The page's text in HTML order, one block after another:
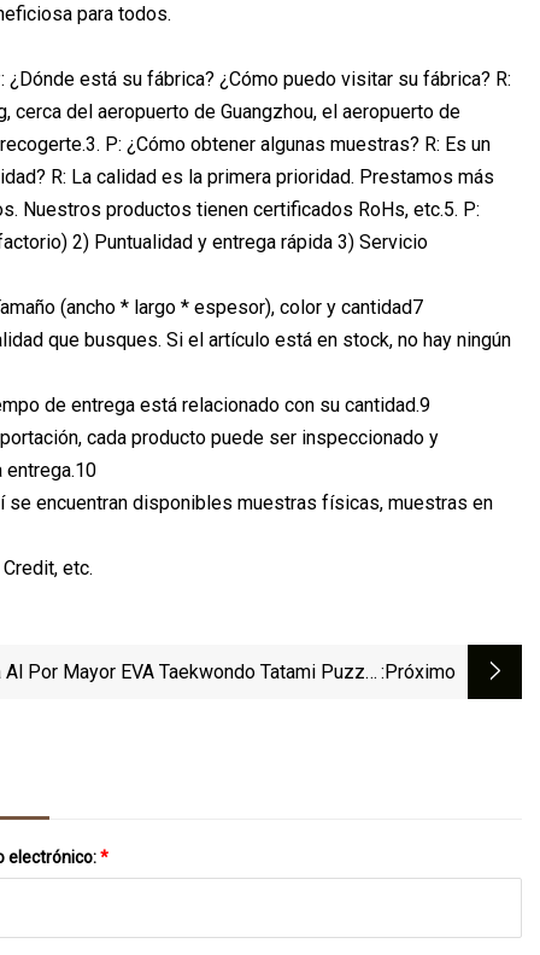
para todos.
está su fábrica? ¿Cómo puedo visitar su fábrica? R:
cerca del aeropuerto de Guangzhou, el aeropuerto de
P: ¿Cómo obtener algunas muestras? R: Es un
R: La calidad es la primera prioridad. Prestamos más
Nuestros productos tienen certificados RoHs, etc.5. P:
2) Puntualidad y entrega rápida 3) Servicio
(ancho * largo * espesor), color y cantidad7
que busques. Si el artículo está en stock, no hay ningún
de entrega está relacionado con su cantidad.9
cada producto puede ser inspeccionado y
entrega.10
se encuentran disponibles muestras físicas, muestras en
etc.
Al Por Mayor EVA Taekwondo Tatami Puzzle :próximo
electrónico:*